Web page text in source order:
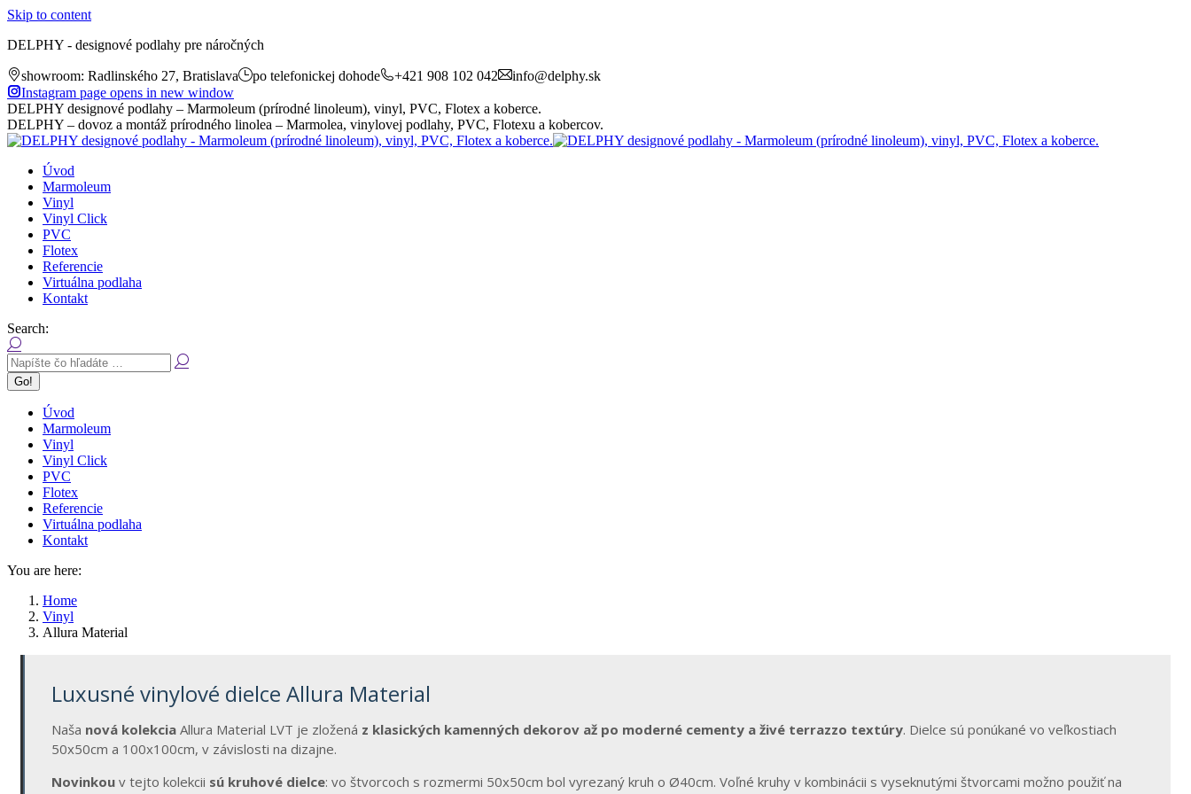
Skip to content
DELPHY - designové podlahy pre náročných
showroom: Radlinského 27, Bratislava po telefonickej dohode +421 908 102 042
info@delphy.sk
Instagram page opens in new window
DELPHY designové podlahy – Marmoleum (prírodné linoleum), vinyl, PVC, Flotex a koberce.
DELPHY – dovoz a montáž prírodného linolea – Marmolea, vinylovej podlahy, PVC, Flotexu a kobercov.
Úvod
Marmoleum
Vinyl
Vinyl Click
PVC
Flotex
Referencie
Virtuálna podlaha
Kontakt
Search:
Úvod
Marmoleum
Vinyl
Vinyl Click
PVC
Flotex
Referencie
Virtuálna podlaha
Kontakt
You are here:
Home
Vinyl
Allura Material
Luxusné vinylové dielce Allura Material
Naša nová kolekcia Allura Material LVT je zložená z klasických kamenných dekorov až po moderné cementy a živé terrazzo textúry. Dielce sú ponúkané vo veľkostiach
50x50cm a 100x100cm, v závislosti na dizajne.
Novinkou v tejto kolekcii sú kruhové dielce: vo štvorcoch s rozmermi 50x50cm bol vyrezaný kruh o Ø40cm. Voľné kruhy v kombinácii s vyseknutými štvorcami možno použiť na